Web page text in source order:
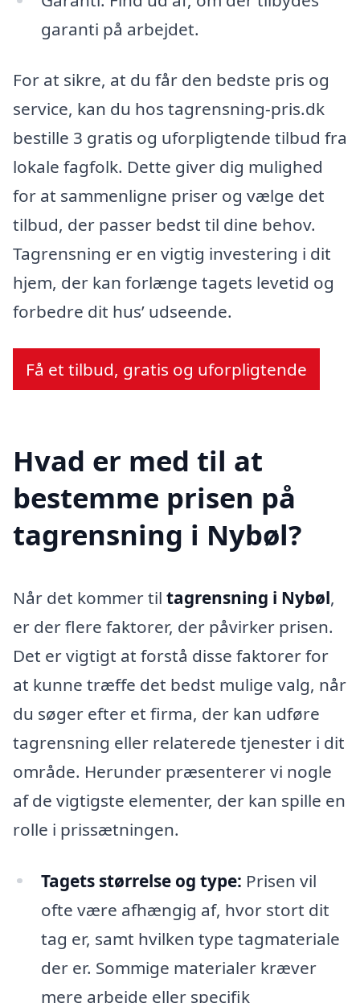
garanti på arbejdet.
For at sikre, at du får den bedste pris og
service, kan du hos tagrensning-pris.dk
bestille 3 gratis og uforpligtende tilbud fra
lokale fagfolk. Dette giver dig mulighed
for at sammenligne priser og vælge det
tilbud, der passer bedst til dine behov.
Tagrensning er en vigtig investering i dit
hjem, der kan forlænge tagets levetid og
forbedre dit hus’ udseende.
Få et tilbud, gratis og uforpligtende
Hvad er med til at
bestemme prisen på
tagrensning i Nybøl?
Når det kommer til tagrensning i Nybøl,
er der flere faktorer, der påvirker prisen.
Det er vigtigt at forstå disse faktorer for
at kunne træffe det bedst mulige valg, når
du søger efter et firma, der kan udføre
tagrensning eller relaterede tjenester i dit
område. Herunder præsenterer vi nogle
af de vigtigste elementer, der kan spille en
rolle i prissætningen.
Tagets størrelse og type: Prisen vil
ofte være afhængig af, hvor stort dit
tag er, samt hvilken type tagmateriale
der er. Sommige materialer kræver
mere arbejde eller specifik